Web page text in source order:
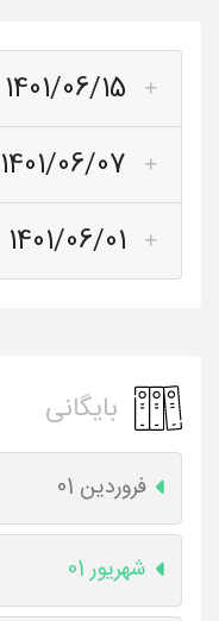
1401/06/15
1401/06/07
1401/06/01
بایگانی
فروردین 01
شهریور 01